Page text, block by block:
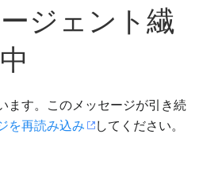
ジェント繊
ます。このメッセージが引き続
を再読み込み してください。